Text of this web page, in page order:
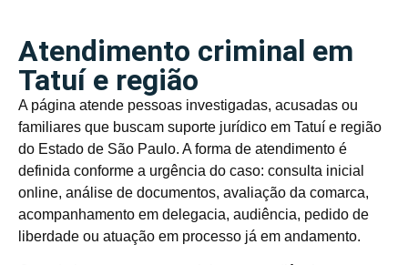
Atendimento criminal em
Tatuí e região
A página atende pessoas investigadas, acusadas ou
familiares que buscam suporte jurídico em Tatuí e região
do Estado de São Paulo. A forma de atendimento é
definida conforme a urgência do caso: consulta inicial
online, análise de documentos, avaliação da comarca,
acompanhamento em delegacia, audiência, pedido de
liberdade ou atuação em processo já em andamento.